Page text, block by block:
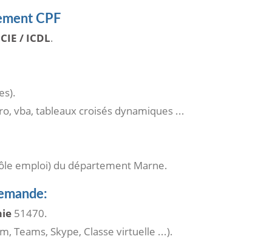
CPF
/ ICDL.
vba, tableaux croisés dynamiques ...
emploi) du département Marne.
51470.
Teams, Skype, Classe virtuelle ...).